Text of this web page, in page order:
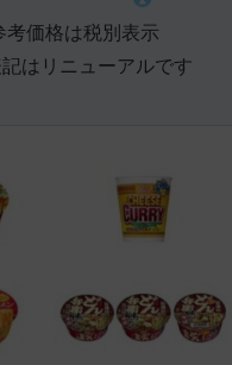
考価格は税別表示
記はリニューアルです